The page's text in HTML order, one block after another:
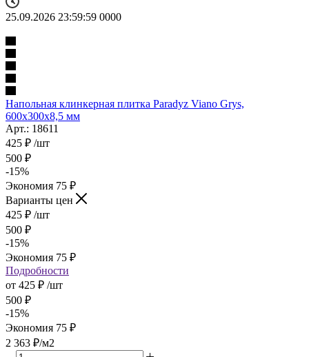
25.09.2026 23:59:59 0000
Напольная клинкерная плитка Paradyz Viano Grys,
600x300x8,5 мм
Арт.: 18611
425 ₽ /шт
500 ₽
-15%
Экономия 75 ₽
Варианты цен
425 ₽ /шт
500 ₽
-15%
Экономия 75 ₽
Подробности
от 425 ₽ /шт
500 ₽
-15%
Экономия 75 ₽
2 363 ₽/м2